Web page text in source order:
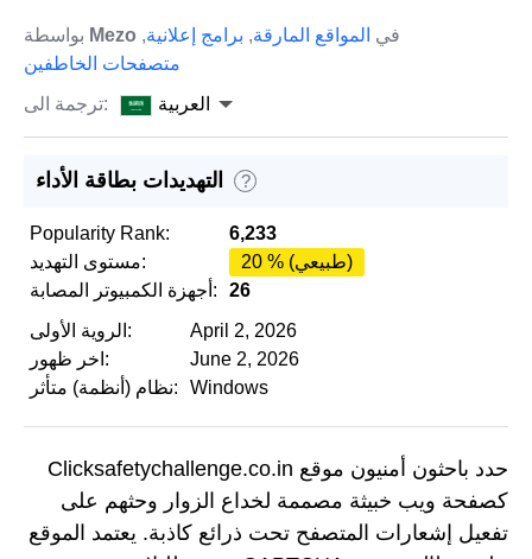
Mezo في المواقع المارقة, برامج إعلانية,
متصفحات الخاطفين
ترجمة الى:
العربية
التهديدات بطاقة الأداء ?
Popularity Rank:
6,233
مستوى التهديد:
20 % (طبيعي)
أجهزة الكمبيوتر المصابة:
26
الروية الأولى:
April 2, 2026
اخر ظهور:
June 2, 2026
نظام (أنظمة) متأثر:
Windows
حدد باحثون أمنيون موقع Clicksafetychallenge.co.in
كصفحة ويب خبيثة مصممة لخداع الزوار وحثهم على
تفعيل إشعارات المتصفح تحت ذرائع كاذبة. يعتمد الموقع